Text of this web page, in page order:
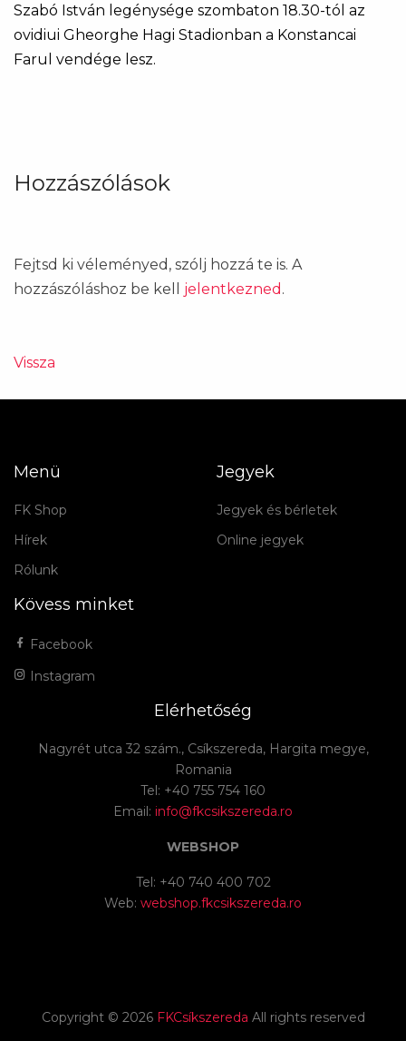
Szabó István legénysége szombaton 18.30-tól az
ovidiui Gheorghe Hagi Stadionban a Konstancai
Farul vendége lesz.
Hozzászólások
Fejtsd ki véleményed, szólj hozzá te is. A
hozzászóláshoz be kell jelentkezned .
Vissza
Menü
FK Shop
Hírek
Rólunk
Jegyek
Jegyek és bérletek
Online jegyek
Kövess minket
Facebook
Instagram
Elérhetőség
Nagyrét utca 32 szám., Csíkszereda, Hargita megye,
Romania
Tel: +40 755 754 160
Email: info@fkcsikszereda.ro
WEBSHOP
Tel: +40 740 400 702
Web: webshop.fkcsikszereda.ro
Copyright © 2026 FKCsíkszereda All rights reserved